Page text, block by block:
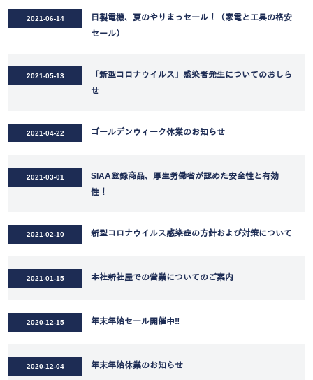
2021-06-14
日製電機、夏のやりまっセール！（家電と工具の格安
セール）
2021-05-13
「新型コロナウイルス」感染者発生についてのおしら
せ
2021-04-22 ゴールデンウィーク休業のお知らせ
2021-03-01
SIAA登録商品、厚生労働省が認めた安全性と有効
性！
2021-02-10 新型コロナウイルス感染症の方針および対策について
2021-01-15 本社新社屋での営業についてのご案内
2020-12-15 年末年始セール開催中‼
2020-12-04 年末年始休業のお知らせ